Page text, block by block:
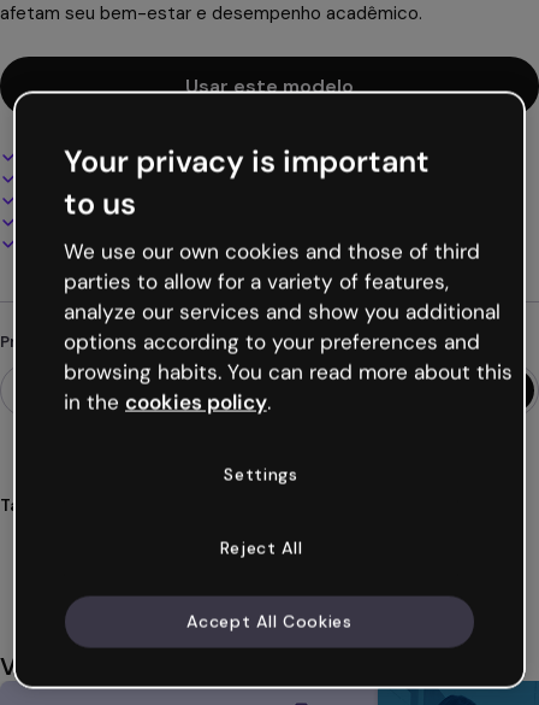
afetam seu bem-estar e desempenho acadêmico.
Usar este modelo
Design interativo e animado
100% personalizável
Adicione áudio, vídeo e multimídia
Apresente, compartilhe ou publique online
Baixe em PDF, MP4 e outros formatos
Procurando algo diferente?
Tags
Ver mais (22)
Você também pode gostar
Your privacy is important
to us
We use our own cookies and those of third
parties to allow for a variety of features,
analyze our services and show you additional
options according to your preferences and
browsing habits. You can read more about this
in the cookies policy.
Settings
Reject All
Accept All Cookies